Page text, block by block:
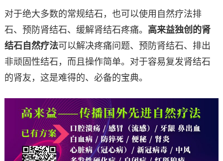
对于绝大多数的常规结石，也可以使用自然疗法排
石、预防肾结石、缓解肾结石疼痛。 高来益独创的肾
结石自然疗法可以解决疼痛问题、预防肾结石、排出
非顽固性结石，而且操作简单。对于容易复发肾结石
的肾友，这是难得的、必备的宝典。